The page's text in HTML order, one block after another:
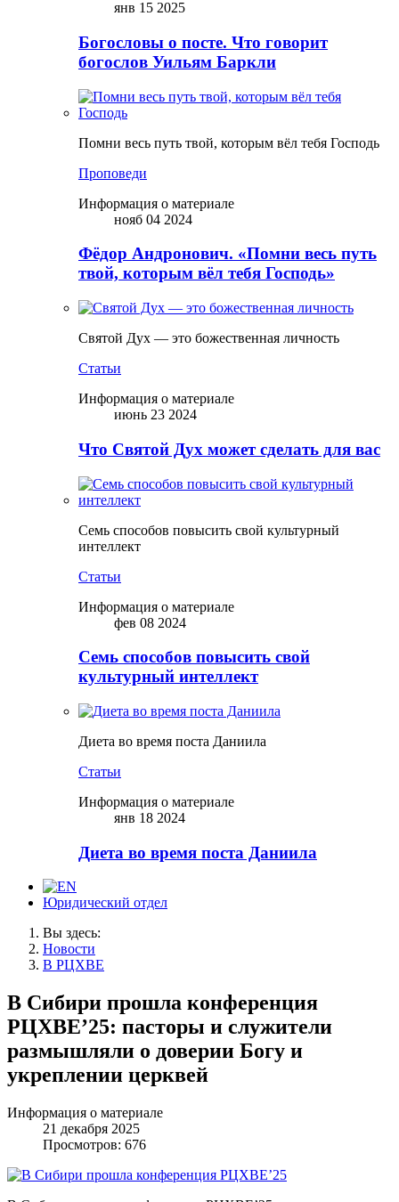
янв 15 2025
Богословы о посте. Что говорит
богослов Уильям Баркли
Помни весь путь твой, которым вёл тебя Господь
Проповеди
Информация о материале
нояб 04 2024
Фёдор Андронович. «Помни весь путь
твой, которым вёл тебя Господь»
Святой Дух — это божественная личность
Статьи
Информация о материале
июнь 23 2024
Что Святой Дух может сделать для вас
Семь способов повысить свой культурный
интеллект
Статьи
Информация о материале
фев 08 2024
Семь способов повысить свой
культурный интеллект
Диета во время поста Даниила
Статьи
Информация о материале
янв 18 2024
Диета во время поста Даниила
Юридический отдел
Вы здесь:
Новости
В РЦХВЕ
В Сибири прошла конференция
РЦХВЕ’25: пасторы и служители
размышляли о доверии Богу и
укреплении церквей
Информация о материале
21 декабря 2025
Просмотров: 676